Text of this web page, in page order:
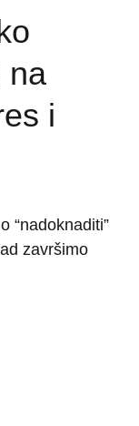
na
i
“nadoknaditi”
završimo